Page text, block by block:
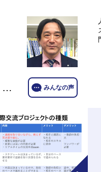
… みんなの声